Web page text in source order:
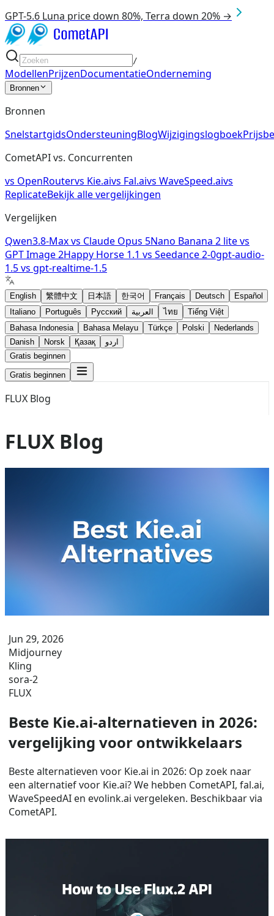
GPT-5.6 Luna price down 80%, Terra down 20% →
/
ModellenPrijzenDocumentatieOnderneming
Bronnen
Bronnen
SnelstartgidsOndersteuningBlogWijzigingslogboek
CometAPI vs. Concurrenten
vs OpenRoutervs Kie.aivs Fal.aivs WaveSpeed.aivs
ReplicateBekijk alle vergelijkingen
Vergelijken
Qwen3.8-Maxvs Claude Opus 5Nano Banana 2 litevs
GPT Image 2Happy Horse 1.1 vs Seedance 2-0gpt-audio-
1.5vs gpt-realtime-1.5
English 繁體中文 日本語 한국어 Français Deutsch
Español
Italiano
Português Русский العربية ไทย
Tiếng Việt
Bahasa Indonesia
Bahasa Melayu Türkçe Polski
Nederlands
Danish
Norsk Қазақ
اردو
Gratis beginnen
Gratis beginnen
FLUX Blog
FLUX Blog
Jun 29, 2026
Midjourney
Kling
sora-2
FLUX
Beste Kie.ai-alternatieven in 2026:
vergelijking voor ontwikkelaars
Beste alternatieven voor Kie.ai in 2026: Op zoek naar
een alternatief voor Kie.ai? We hebben CometAPI, fal.ai,
WaveSpeedAI en evolink.ai vergeleken. Beschikbaar via
CometAPI.